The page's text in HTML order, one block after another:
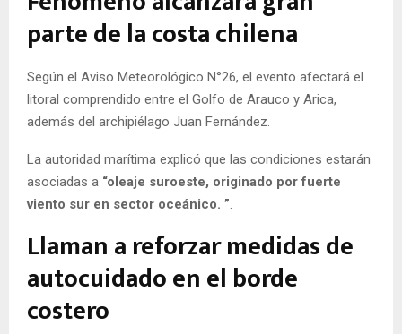
parte de la costa chilena
Según el Aviso Meteorológico N°26, el evento afectará el
litoral comprendido entre el Golfo de Arauco y Arica,
además del archipiélago Juan Fernández.
La autoridad marítima explicó que las condiciones estarán
asociadas a “oleaje suroeste, originado por fuerte
viento sur en sector oceánico. ”.
Llaman a reforzar medidas de
autocuidado en el borde
costero